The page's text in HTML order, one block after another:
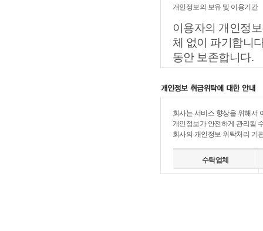
(각종 정보콘텐츠,
다.
⑥ "게시물"이라
부호ㆍ문자ㆍ음
및 각종 파일과 링
제 3 조 (약관의 게시와 개정)
① "회사"는 이 약
게시합니다.
② "회사"는 "약관
한법률(이하 "정보
개정할 수 있습니
다. 부가 서비스
서만 아래와 같은
- 주소, 연락처, 사
라. 유료 서비스
다.
- 휴대전화 결제시
- 계좌이체시 : 은
- 상품권 이용시 :
회원제 서비스 이
원(네임스토리이
영구이용정지 및
와 비인가 사용방
기록보존, 불만처
다. 신규 서비스 개
신규 서비스 개발
광고 게재, 서비스
공, 접속빈도 파악
개인정보의 보유 및 이용기간
이용자의 개인정
체 없이 파기합니
동안 보존합니다.
보존 이유 : 부정
보존 기간 : 1년
나. 관련법령에
상법, 전자상거래
회사는 서비스 향상을 위해서
개인정보가 안전하게 관리될
회사의 개인정보 위탁처리 기
수탁업체